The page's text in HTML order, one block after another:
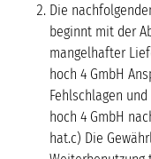
Die
beginnt mit der
mangelhafter
hoch 4 GmbH
Fehlschlagen
hoch 4 GmbH
hat.c) Die